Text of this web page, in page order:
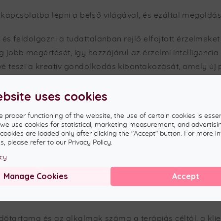
lépni a belső világával, és ezáltal
és feldolgozni a tudattalanban rejlő elfojtott
jobb megértését, így hozzájárul az érzelmi
teszi a kreatív gondolkodás kibontakozását, amely
munka révén megkönnyíti a belső feszültségek
harmóniát, miközben növeli az érzelmi stabilitást.
nyújt a fájdalmas élmények átdolgozására és
és javítani az emberi kapcsolatokban rejlő
nyújt a döntéshozatalban és az életút
folyamat?
és az alkalmak száma a terápiás céltól, a
uses cookies
proper functioning of the website, the use of certain cookies is
use cookies for statistical, marketing measurement, and
cookies are loaded only after clicking the "Accept" button. For more
please refer to our Privacy Policy.
Manage Cookies Accept